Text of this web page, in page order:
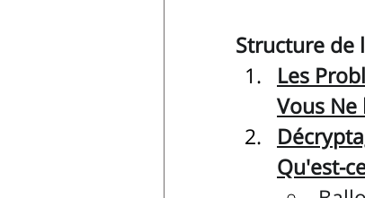
Structure de
Les
Vous Ne
Qu'est-